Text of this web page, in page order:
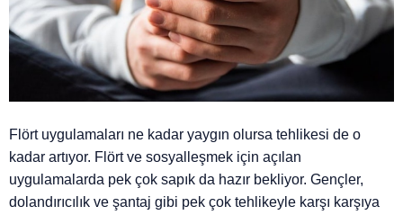
Flört uygulamaları ne kadar yaygın olursa tehlikesi de o
kadar artıyor. Flört ve sosyalleşmek için açılan
uygulamalarda pek çok sapık da hazır bekliyor. Gençler,
dolandırıcılık ve şantaj gibi pek çok tehlikeyle karşı karşıya